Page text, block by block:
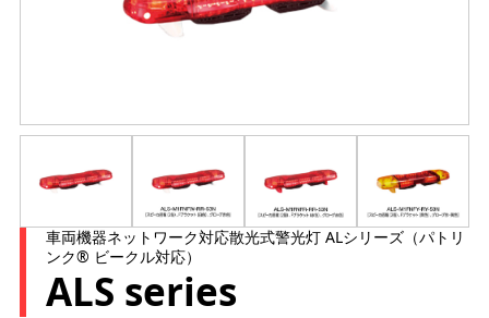
車両機器ネットワーク対応散光式警光灯 ALシリーズ（パトリ
ンク® ビークル対応）
ALS series